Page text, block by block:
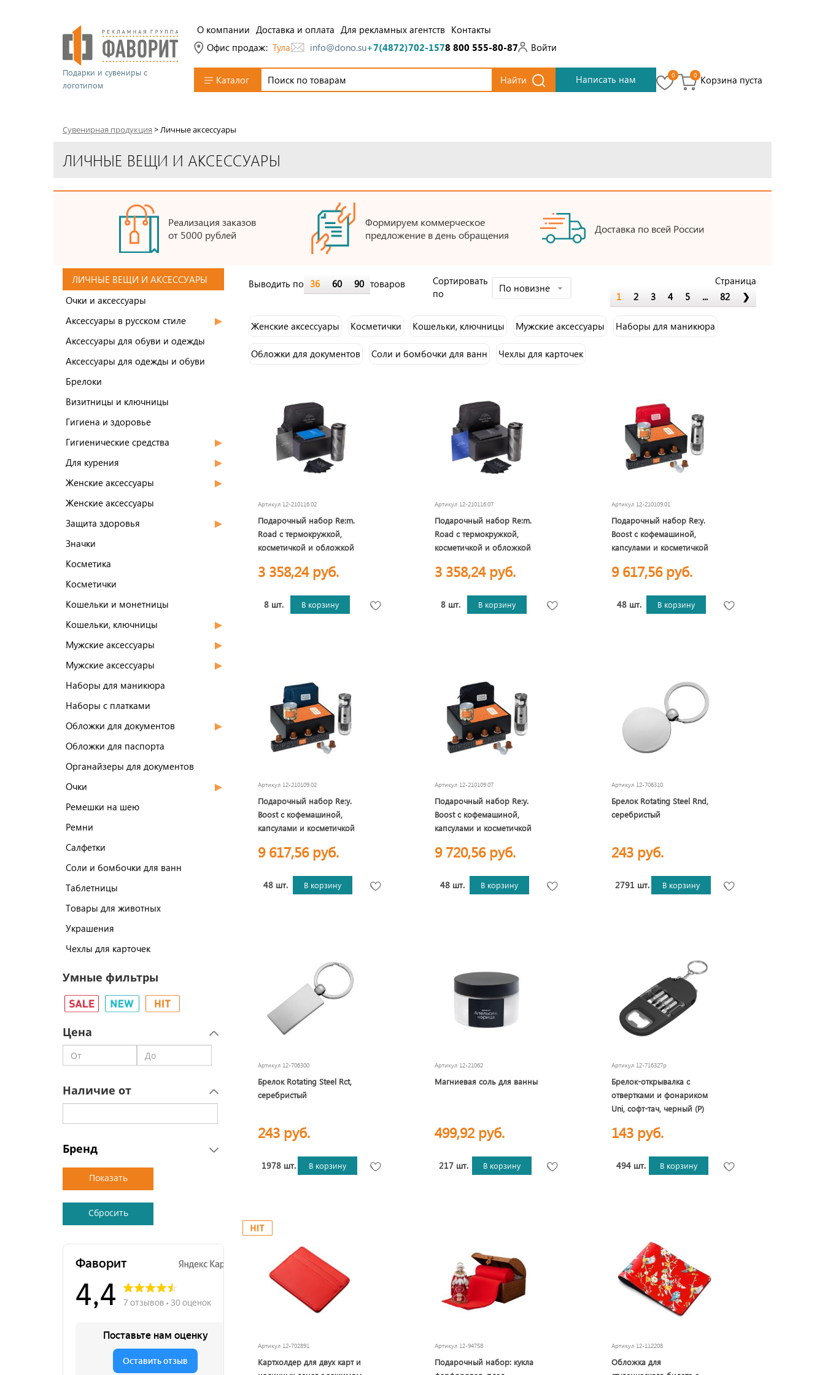
Подарки и сувениры с
логотипом
О компании Доставка и оплата Для рекламных агентств Контакты
Офис продаж: Тула info@dono.su+7(4872)702-1578 800 555-80-87 Войти
Каталог Найти Написать нам 0 0 Корзина пуста
Сувенирная продукция >Личные аксессуары
ЛИЧНЫЕ ВЕЩИ И АКСЕССУАРЫ
Реализация заказов
от 5000 рублей
Формируем коммерческое
предложение в день обращения
Доставка по всей России
ЛИЧНЫЕ ВЕЩИ И АКСЕССУАРЫ
Очки и аксессуары
Аксессуары в русском стиле
Аксессуары для обуви и одежды
Аксессуары для одежды и обуви
Брелоки
Визитницы и ключницы
Гигиена и здоровье
Гигиенические средства
Для курения
Женские аксессуары
Женские аксессуары
Защита здоровья
Значки
Косметика
Косметички
Кошельки и монетницы
Кошельки, ключницы
Мужские аксессуары
Мужские аксессуары
Наборы для маникюра
Наборы с платками
Обложки для документов
Обложки для паспорта
Органайзеры для документов
Очки
Ремешки на шею
Ремни
Салфетки
Соли и бомбочки для ванн
Таблетницы
Товары для животных
Украшения
Чехлы для карточек
Умные фильтры
Цена
Наличие от
Бренд
Выводить по 36 60 90 товаров
Cортировать
по
По новизне
Страница
1
2 3 4 5 ... 82 ❯
Женские аксессуары Косметички Кошельки, ключницы Мужские аксессуары Наборы для маникюра
Обложки для документов Соли и бомбочки для ванн Чехлы для карточек
Артикул 12-210116.02
Подарочный набор Re:m.
Road с термокружкой,
косметичкой и обложкой
3 358,24 руб.
8 шт. В корзину
Артикул 12-210116.07
Подарочный набор Re:m.
Road с термокружкой,
косметичкой и обложкой
3 358,24 руб.
8 шт. В корзину
Артикул 12-210109.01
Подарочный набор Re:y.
Boost с кофемашиной,
капсулами и косметичкой
9 617,56 руб.
48 шт. В корзину
Артикул 12-210109.02
Подарочный набор Re:y.
Boost с кофемашиной,
капсулами и косметичкой
9 617,56 руб.
48 шт. В корзину
Артикул 12-210109.07
Подарочный набор Re:y.
Boost с кофемашиной,
капсулами и косметичкой
9 720,56 руб.
48 шт. В корзину
Артикул 12-706310
Брелок Rotating Steel Rnd,
серебристый
243 руб.
2791 шт. В корзину
Артикул 12-706300
Брелок Rotating Steel Rct,
серебристый
243 руб.
1978 шт. В корзину
Артикул 12-21062
Магниевая соль для ванны
499,92 руб.
217 шт. В корзину
Артикул 12-716327p
Брелок-открывалка с
отвертками и фонариком
Uni, софт-тач, черный (Р)
143 руб.
494 шт. В корзину
Артикул 12-702891
Картхолдер для двух карт и
Артикул 12-94758
Подарочный набор: кукла
Артикул 12-112208
Обложка для